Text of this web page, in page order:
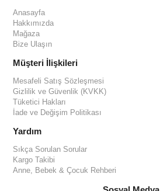
Anasayfa
Hakkımızda
Mağaza
Bize Ulaşın
Müşteri İlişkileri
Mesafeli Satış Sözleşmesi
Gizlilik ve Güvenlik (KVKK)
Tüketici Hakları
İade ve Değişim Politikası
Yardım
Sıkça Sorulan Sorular
Kargo Takibi
Anne, Bebek & Çocuk Rehberi